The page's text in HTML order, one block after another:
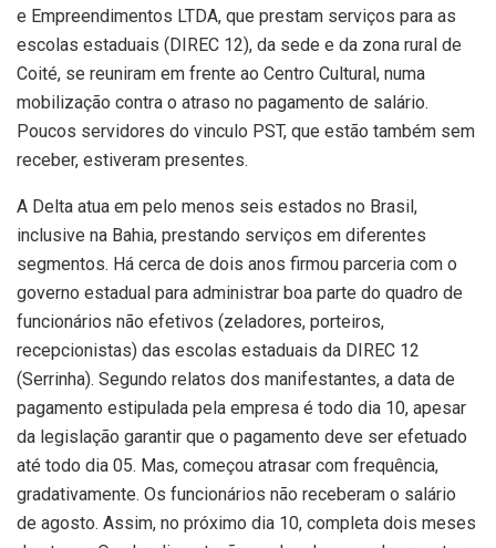
e Empreendimentos LTDA, que prestam serviços para as
escolas estaduais (DIREC 12), da sede e da zona rural de
Coité, se reuniram em frente ao Centro Cultural, numa
mobilização contra o atraso no pagamento de salário.
Poucos servidores do vinculo PST, que estão também sem
receber, estiveram presentes.
A Delta atua em pelo menos seis estados no Brasil,
inclusive na Bahia, prestando serviços em diferentes
segmentos. Há cerca de dois anos firmou parceria com o
governo estadual para administrar boa parte do quadro de
funcionários não efetivos (zeladores, porteiros,
recepcionistas) das escolas estaduais da DIREC 12
(Serrinha). Segundo relatos dos manifestantes, a data de
pagamento estipulada pela empresa é todo dia 10, apesar
da legislação garantir que o pagamento deve ser efetuado
até todo dia 05. Mas, começou atrasar com frequência,
gradativamente. Os funcionários não receberam o salário
de agosto. Assim, no próximo dia 10, completa dois meses